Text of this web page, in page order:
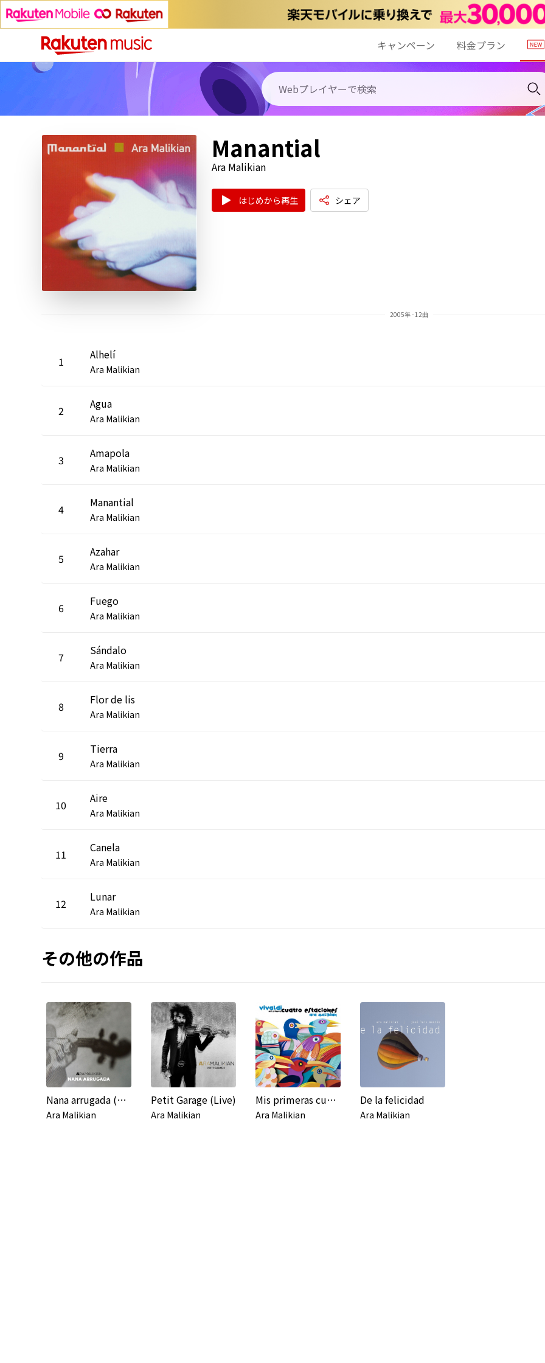
キャンペーン 料金プラン
Manantial
Ara Malikian
はじめから再生 シェア
2005年 - 12曲
1 Alhelí
Ara Malikian
2 Agua
Ara Malikian
3 Amapola
Ara Malikian
4 Manantial
Ara Malikian
5 Azahar
Ara Malikian
6 Fuego
Ara Malikian
7 Sándalo
Ara Malikian
8 Flor de lis
Ara Malikian
9 Tierra
Ara Malikian
10 Aire
Ara Malikian
11 Canela
Ara Malikian
12 Lunar
Ara Malikian
その他の作品
Nana arrugada (Live)
Ara Malikian
Petit Garage (Live)
Ara Malikian
Mis primeras cuatro estaciones
Ara Malikian
De la felicidad
Ara Malikian